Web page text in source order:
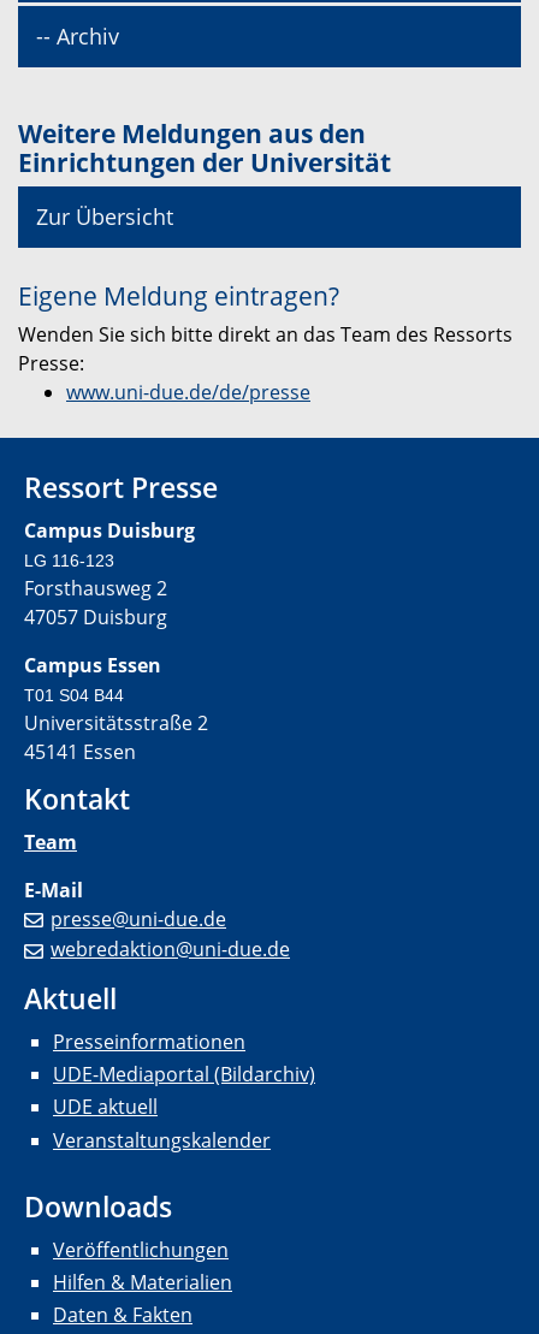
-- Archiv
Weitere Meldungen aus den
Einrichtungen der Universität
Zur Übersicht
Eigene Meldung eintragen?
Wenden Sie sich bitte direkt an das Team des Ressorts
Presse:
www.uni-due.de/de/presse
Ressort Presse
Campus Duisburg
LG 116-123
Forsthausweg 2
47057 Duisburg
Campus Essen
T01 S04 B44
Universitätsstraße 2
45141 Essen
Kontakt
Team
E-Mail
presse@uni-due.de
webredaktion@uni-due.de
Aktuell
Presseinformationen
UDE-Mediaportal (Bildarchiv)
UDE aktuell
Veranstaltungskalender
Downloads
Veröffentlichungen
Hilfen & Materialien
Daten & Fakten